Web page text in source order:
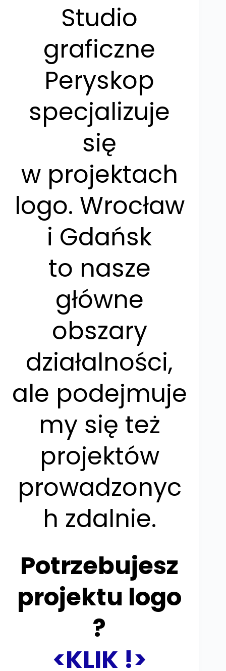
Studio
graficzne
Peryskop
specjalizuje
się
w projektach
logo. Wrocław
i Gdańsk
to nasze
główne
obszary
działalności,
ale podejmuje
my się też
projektów
prowadzonyc
h zdalnie.
Potrzebujesz
projektu logo
?
<KLIK !>